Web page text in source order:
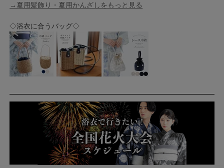
→夏用髪飾り・夏用かんざしをもっと見る
◇浴衣に合うバッグ◇